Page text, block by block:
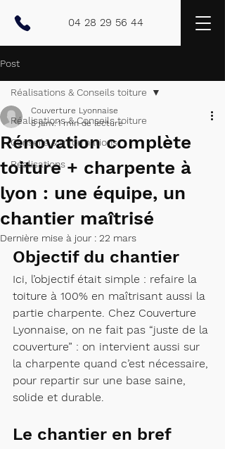
04 28 29 56 44
Post
Réalisations & Conseils toiture
Conseils & Informations
Réalisations
Réalisations & Conseils toiture
Rénovation complète
toiture + charpente à
lyon : une équipe, un
chantier maîtrisé
Couverture Lyonnaise
8 janv.1 min de lecture
Dernière mise à jour : 22 mars
Objectif du chantier
Ici, l’objectif était simple : refaire la
toiture à 100% en maîtrisant aussi la
partie charpente. Chez Couverture
Lyonnaise, on ne fait pas “juste de la
couverture” : on intervient aussi sur
la charpente quand c’est nécessaire,
pour repartir sur une base saine,
solide et durable.
Le chantier en bref